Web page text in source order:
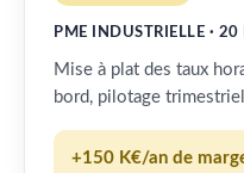
PME INDUSTRIELLE · 20
Mise à plat des taux
bord, pilotage
+150 K€/an de